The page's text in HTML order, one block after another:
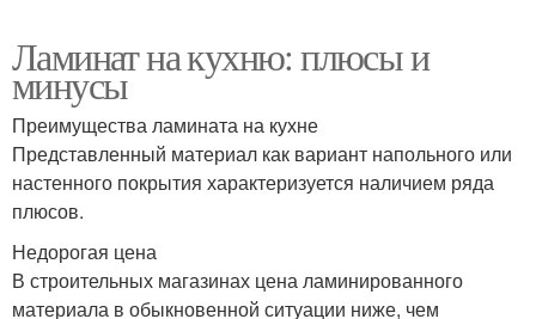
Ламинат на кухню: плюсы и
минусы
Преимущества ламината на кухне
Представленный материал как вариант напольного или
настенного покрытия характеризуется наличием ряда
плюсов.
Недорогая цена
В строительных магазинах цена ламинированного
материала в обыкновенной ситуации ниже, чем